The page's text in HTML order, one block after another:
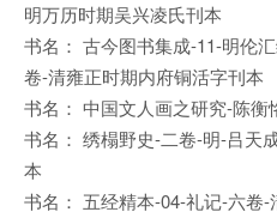
明万历时期吴兴凌氏刊本
书名： 古今图书集成-11-明伦
卷-清雍正时期内府铜活字刊本
书名： 中国文人画之研究-陈衡
书名： 绣榻野史-二卷-明-吕天
本
书名： 五经精本-04-礼记-六卷